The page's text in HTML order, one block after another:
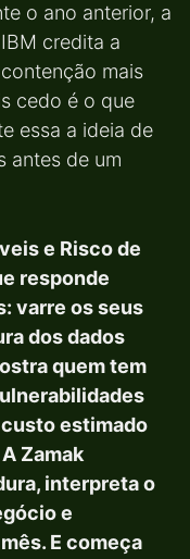
o ano anterior, a
credita a
mais
cedo é o que
essa a ideia de
antes de um
e Risco de
responde
varre os seus
dos dados
quem tem
estimado
Zamak
interpreta o
e
E começa